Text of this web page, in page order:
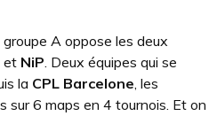
A oppose les deux
et NiP. Deux équipes qui se
la CPL Barcelone, les
sur 6 maps en 4 tournois. Et on